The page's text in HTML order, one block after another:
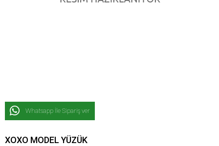
Whatsapp İle Sipariş ver
XOXO MODEL YÜZÜK